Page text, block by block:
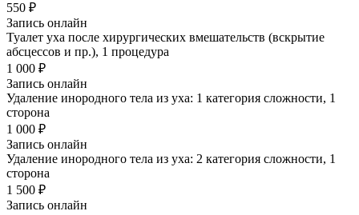
550 ₽
Запись онлайн
Туалет уха после хирургических вмешательств (вскрытие
абсцессов и пр.), 1 процедура
1 000 ₽
Запись онлайн
Удаление инородного тела из уха: 1 категория сложности, 1
сторона
1 000 ₽
Запись онлайн
Удаление инородного тела из уха: 2 категория сложности, 1
сторона
1 500 ₽
Запись онлайн